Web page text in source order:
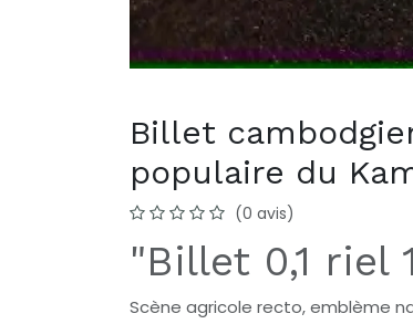
Billet
populaire du
(0 avis)
"Billet 0,1 riel
Scène agricole recto, emblème